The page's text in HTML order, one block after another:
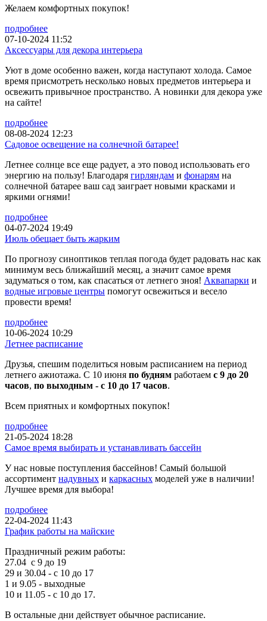
Желаем комфортных покупок!
подробнее
07-10-2024 11:52
Аксессуары для декора интерьера
Уют в доме особенно важен, когда наступают холода. Самое
время присмотреть несколько новых предметов интерьера и
освежить привычное пространство. А новинки для декора уже
на сайте!
подробнее
08-08-2024 12:23
Садовое освещение на солнечной батарее!
Летнее солнце все еще радует, а это повод использовать его
энергию на пользу! Благодаря гирляндам и фонарям на
солнечной батарее ваш сад заиграет новыми красками и
яркими огнями!
подробнее
04-07-2024 19:49
Июль обещает быть жарким
По прогнозу синоптиков теплая погода будет радовать нас как
минимум весь ближайший месяц, а значит самое время
задуматься о том, как спасаться от летнего зноя! Аквапарки и
водные игровые центры помогут освежиться и весело
провести время!
подробнее
10-06-2024 10:29
Летнее расписание
Друзья, спешим поделиться новым расписанием на период
летнего ажиотажа. С 10 июня по будням работаем с 9 до 20
часов, по выходным - с 10 до 17 часов.
Всем приятных и комфортных покупок!
подробнее
21-05-2024 18:28
Самое время выбирать и устанавливать бассейн
У нас новые поступления бассейнов! Самый большой
ассортимент надувных и каркасных моделей уже в наличии!
Лучшее время для выбора!
подробнее
22-04-2024 11:43
График работы на майские
Праздничный режим работы:
27.04 с 9 до 19
29 и 30.04 - с 10 до 17
1 и 9.05 - выходные
10 и 11.05 - с 10 до 17.
В остальные дни действует обычное расписание.